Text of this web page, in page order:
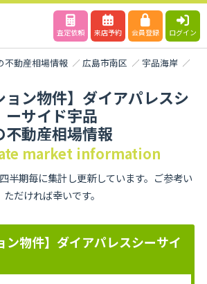
査定依頼 来店予約 会員登録 ログイン
不動産相場情報 広島市南区 宇品海岸
ョン物件】ダイアパレスシ
ーサイド宇品
不動産相場情報
market information
半期毎に集計し更新しています。ご参考い
ただければ幸いです。
ン物件】ダイアパレスシーサイ